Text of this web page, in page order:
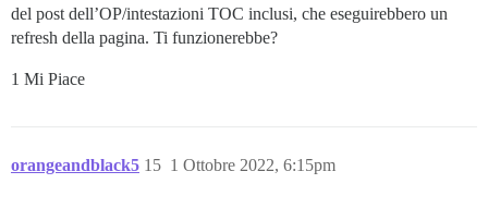
del post dell’OP/intestazioni TOC inclusi, che eseguirebbero un
refresh della pagina. Ti funzionerebbe?
1 Mi Piace
orangeandblack5 1 Ottobre 2022, 6:15pm
15